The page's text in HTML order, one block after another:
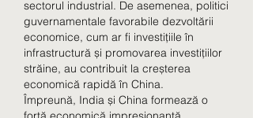
sectorul industrial. De asemenea, politici
guvernamentale favorabile dezvoltării
economice, cum ar fi investițiile în
infrastructură și promovarea investițiilor
străine, au contribuit la creșterea
economică rapidă în China.
Împreună, India și China formează o